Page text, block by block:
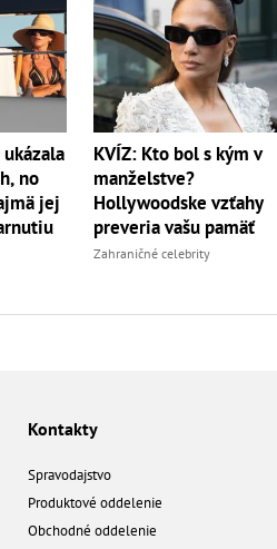
no
jej
KVÍZ: Kto bol s kým v
manželstve?
Hollywoodske vzťahy
preveria vašu pamäť
Zahraničné celebrity
Kontakty
Spravodajstvo
Produktové oddelenie
Obchodné oddelenie